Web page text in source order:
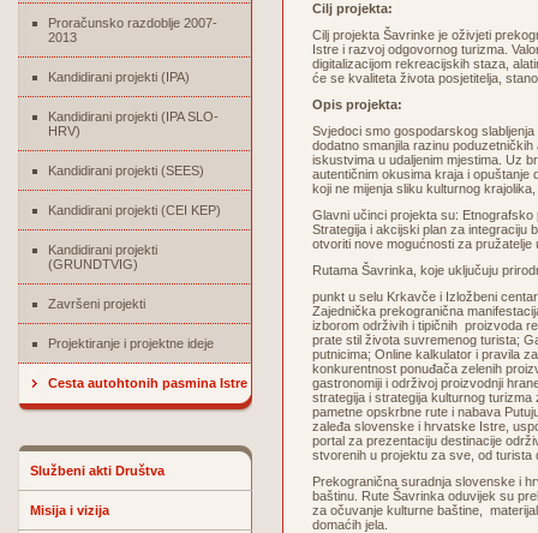
Proračunsko razdoblje 2007-
2013
Kandidirani projekti (IPA)
Kandidirani projekti (IPA SLO-
HRV)
Kandidirani projekti (SEES)
Kandidirani projekti (CEI KEP)
Kandidirani projekti
(GRUNDTVIG)
Završeni projekti
Projektiranje i projektne ideje
Cesta autohtonih pasmina Istre
Službeni akti Društva
Misija i vizija
Cilj projekta:
Cilj projekta Šavrinke je oživjeti
Istre i razvoj odgovornog turizma.
digitalizacijom rekreacijskih staza,
će se kvaliteta života posjetitelja,
Opis projekta:
Svjedoci smo gospodarskog
dodatno smanjila razinu
iskustvima u udaljenim mjestima. Uz
autentičnim okusima kraja i opuštanje
koji ne mijenja sliku kulturnog
Glavni učinci projekta su:
Strategija i akcijski plan za integraciju
otvoriti nove mogućnosti za
Rutama Šavrinka, koje uključuju
punkt u selu Krkavče i Izložbeni
Zajednička prekogranična
izborom održivih i tipičnih proizvoda
prate stil života suvremenog turista;
putnicima; Online kalkulator i pravila
konkurentnost ponuđača zelenih
gastronomiji i održivoj proizvodnji
strategija i strategija kulturnog
pametne opskrbne rute i nabava
zaleđa slovenske i hrvatske Istre,
portal za prezentaciju destinacije
stvorenih u projektu za sve, od turista
Prekogranična suradnja slovenske i
baštinu. Rute Šavrinka oduvijek su
za očuvanje kulturne baštine,
domaćih jela.